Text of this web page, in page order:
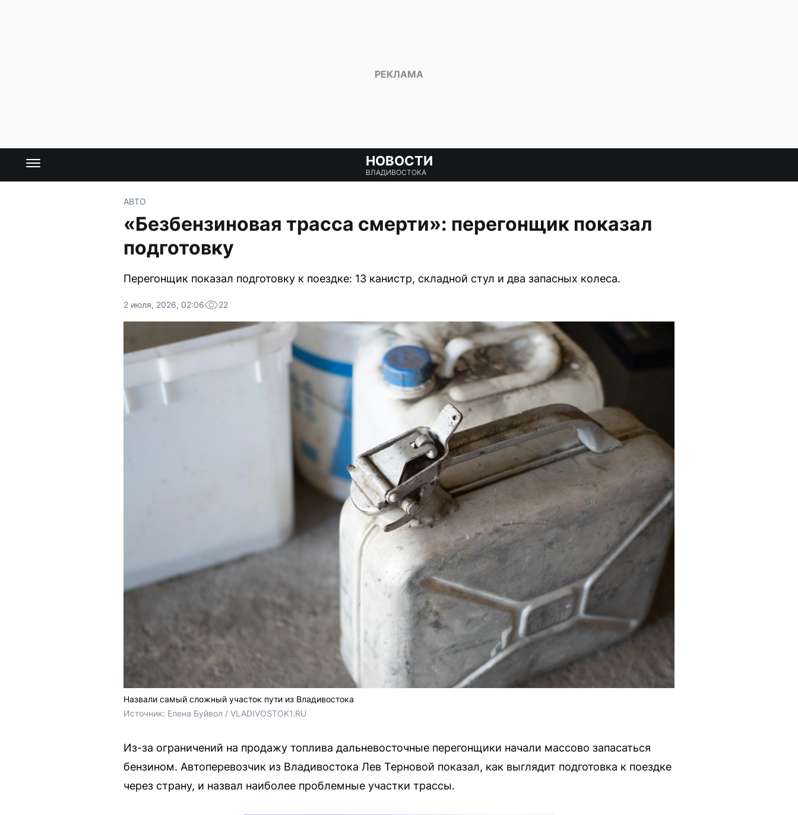
НОВОСТИ
ВЛАДИВОСТОКА
АВТО
«Безбензиновая трасса смерти»: перегонщик показал
подготовку
Перегонщик показал подготовку к поездке: 13 канистр, складной стул и два запасных колеса.
2 июля, 2026, 02:06 22
Назвали самый сложный участок пути из Владивостока
Источник: Елена Буйвол / VLADIVOSTOK1.RU
Из-за ограничений на продажу топлива дальневосточные перегонщики начали массово запасаться
бензином. Автоперевозчик из Владивостока Лев Терновой показал, как выглядит подготовка к поездке
через страну, и назвал наиболее проблемные участки трассы.